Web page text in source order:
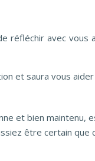
réfléchir avec vous
et saura vous
et bien maintenu,
être certain